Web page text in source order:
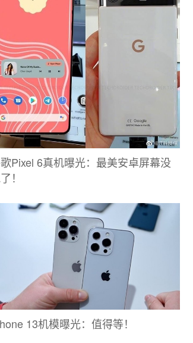
Pixel 6真机曝光：最美安卓屏幕没
！
13机模曝光：值得等！